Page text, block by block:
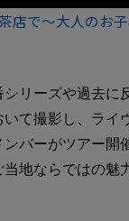
店で～大人のお
リーズや過去に
て撮影し、ライ
バーがツアー開
地ならではの魅